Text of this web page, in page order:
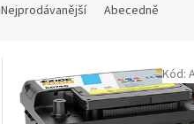
Nejprodávanější Abecedně
Kód: